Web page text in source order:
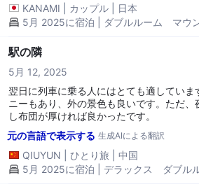
KANAMI
カップル
日本
5月 2025に宿泊 | ダブルルーム マウ
駅の隣
5月 12, 2025
翌日に列車に乗る人にはとても適していま
ニーもあり、外の景色も良いです。ただ
し布団が厚ければ良かったです。
元の言語で表示する 生成AIによる翻訳
QIUYUN ひとり旅
中国
5月 2025に宿泊 | デラックス ダブル